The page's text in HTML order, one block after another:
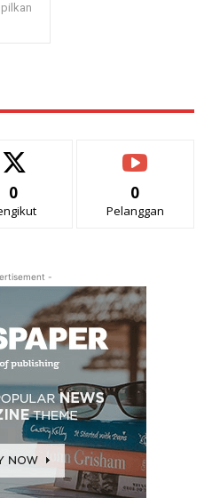
0 0
Pelanggan
-